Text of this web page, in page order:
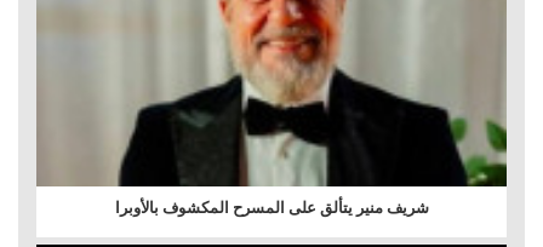
شريف منير يتألق على المسرح المكشوف بالأوبرا